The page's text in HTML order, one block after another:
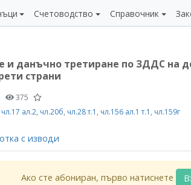
Счетоводство Справочник
и данъчно третиране по ЗДДС на
страни
375
чл.17 ал.2, чл.20б, чл.28 т.1 , чл.156 ал.1 т.1 , чл.159г
с изводи
Ако сте абониран, първо натиснете